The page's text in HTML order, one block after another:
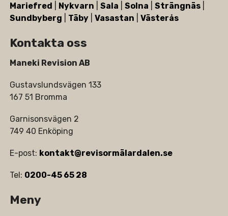
Mariefred
Nykvarn |Sala |Solna |Strängnäs
Sundbyberg
Täby |Vasastan |Västerås
Kontakta oss
Maneki Revision AB
Gustavslundsvägen 133
167 51 Bromma
Garnisonsvägen 2
749 40 Enköping
E-post: kontakt@revisormälardalen.se
Tel: 0200-45 65 28
Meny